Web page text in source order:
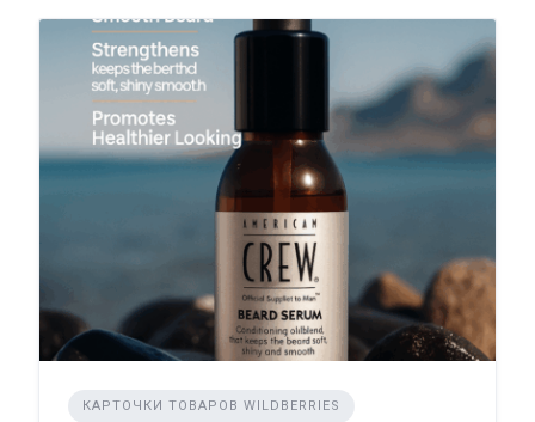
КАРТОЧКИ ТОВАРОВ WILDBERRIES